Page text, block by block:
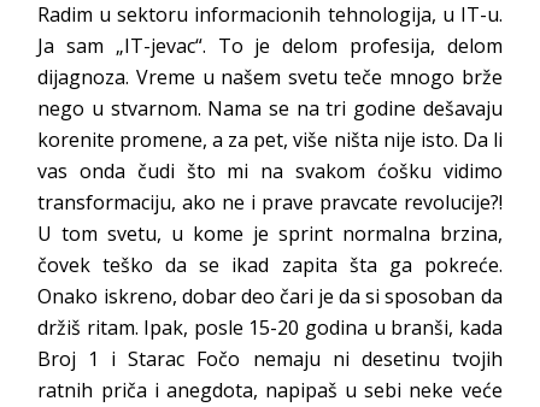
Radim u sektoru informacionih tehnologija, u IT-u.
Ja sam „IT-jevac“. To je delom profesija, delom
dijagnoza. Vreme u našem svetu teče mnogo brže
nego u stvarnom. Nama se na tri godine dešavaju
korenite promene, a za pet, više ništa nije isto. Da li
vas onda čudi što mi na svakom ćošku vidimo
transformaciju, ako ne i prave pravcate revolucije?!
U tom svetu, u kome je sprint normalna brzina,
čovek teško da se ikad zapita šta ga pokreće.
Onako iskreno, dobar deo čari je da si sposoban da
držiš ritam. Ipak, posle 15-20 godina u branši, kada
Broj 1 i Starac Fočo nemaju ni desetinu tvojih
ratnih priča i anegdota, napipaš u sebi neke veće